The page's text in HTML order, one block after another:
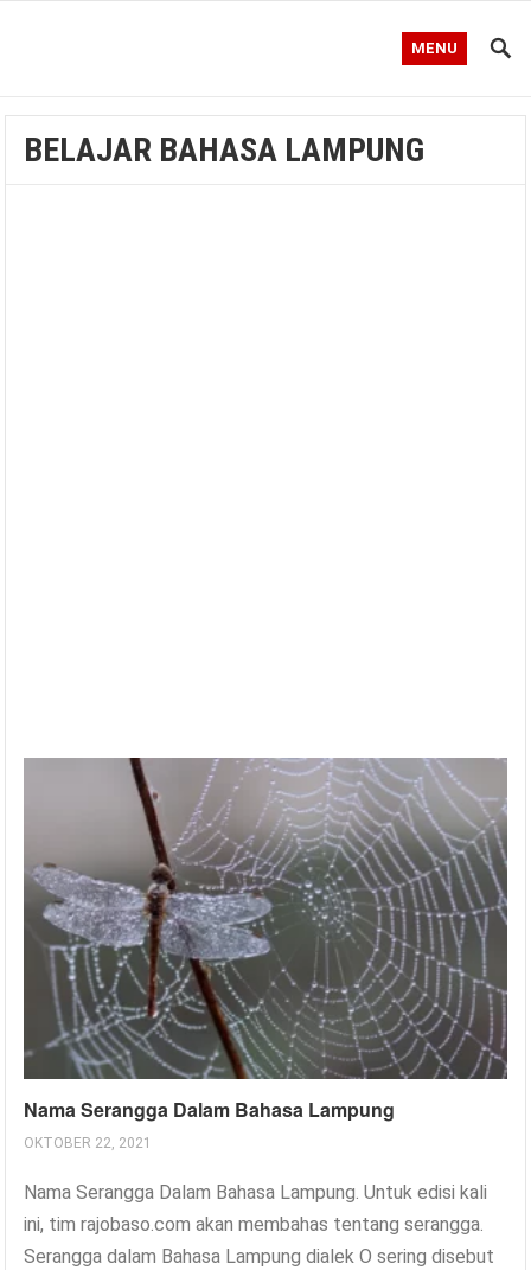
MENU
BELAJAR BAHASA LAMPUNG
Nama Serangga Dalam Bahasa Lampung
OKTOBER 22, 2021
Nama Serangga Dalam Bahasa Lampung. Untuk edisi kali
ini, tim rajobaso.com akan membahas tentang serangga.
Serangga dalam Bahasa Lampung dialek O sering disebut